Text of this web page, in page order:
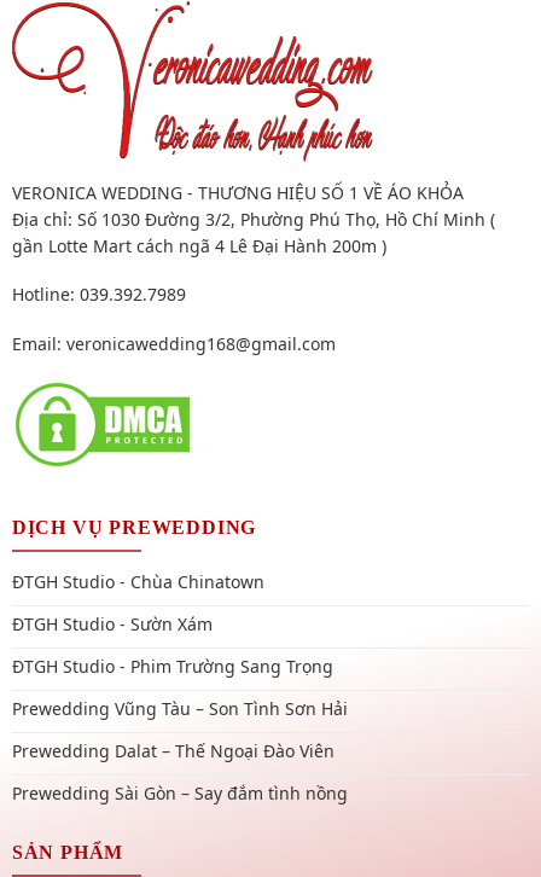
VERONICA WEDDING - THƯƠNG HIỆU SỐ 1 VỀ ÁO KHỎA
Địa chỉ: Số 1030 Đường 3/2, Phường Phú Thọ, Hồ Chí Minh (
gần Lotte Mart cách ngã 4 Lê Đại Hành 200m )
Hotline: 039.392.7989
Email: veronicawedding168@gmail.com
DỊCH VỤ PREWEDDING
ĐTGH Studio - Chùa Chinatown
ĐTGH Studio - Sườn Xám
ĐTGH Studio - Phim Trường Sang Trọng
Prewedding Vũng Tàu – Son Tình Sơn Hải
Prewedding Dalat – Thế Ngoại Đào Viên
Prewedding Sài Gòn – Say đắm tình nồng
SẢN PHẨM